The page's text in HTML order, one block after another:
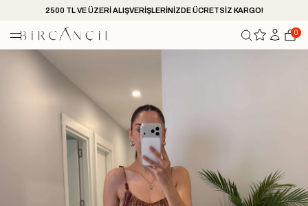
2500 TL VE ÜZERİ ALIŞVERİŞLERİNİZDE ÜCRETSİZ KARGO!
0